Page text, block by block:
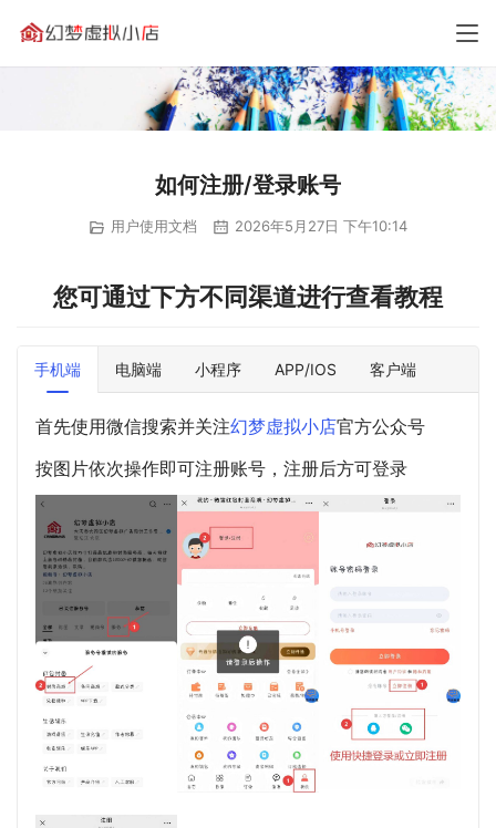
如何注册/登录账号
用户使用文档 2026年5月27日 下午10:14
您可通过下方不同渠道进行查看教程
手机端 电脑端 小程序 APP/IOS 客户端
首先使用微信搜索并关注幻梦虚拟小店官方公众号
按图片依次操作即可注册账号，注册后方可登录